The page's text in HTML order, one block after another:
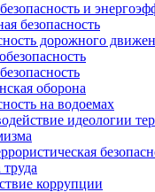
и
безопасность
дорожного
оборона
на водоемах
идеологии
коррупции